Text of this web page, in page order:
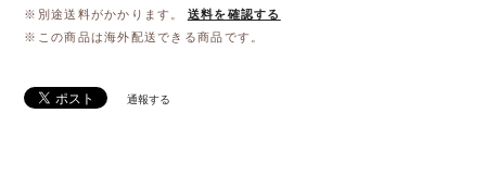
※別途送料がかかります。
送料を確認する
※この商品は海外配送できる商品です。
通報する